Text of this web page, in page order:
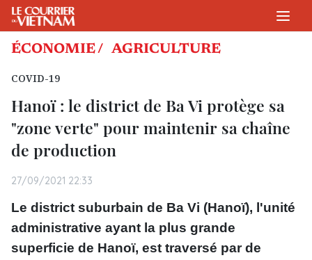
ÉCONOMIE / AGRICULTURE
COVID-19
Hanoï : le district de Ba Vi protège sa
"zone verte" pour maintenir sa chaîne
de production
27/09/2021 22:33
Le district suburbain de Ba Vi (Hanoï), l'unité
administrative ayant la plus grande
superficie de Hanoï, est traversé par de